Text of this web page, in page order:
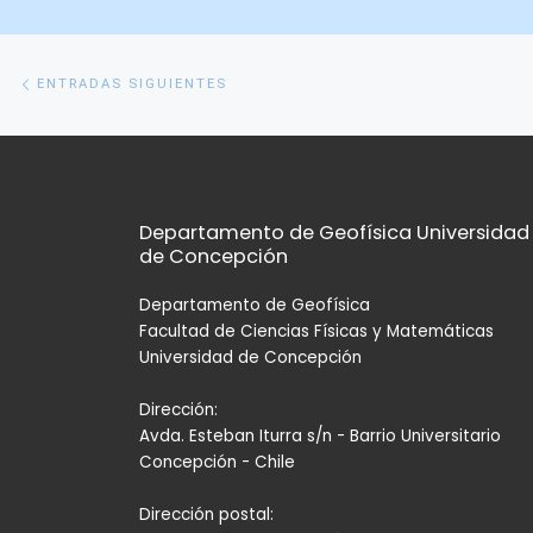
Navegación
de
ENTRADAS SIGUIENTES
Departamento de Geofísica Universidad
de Concepción
Departamento de Geofísica
Facultad de Ciencias Físicas y Matemáticas
Universidad de Concepción
Dirección:
Avda. Esteban Iturra s/n - Barrio Universitario
Concepción - Chile
Dirección postal: